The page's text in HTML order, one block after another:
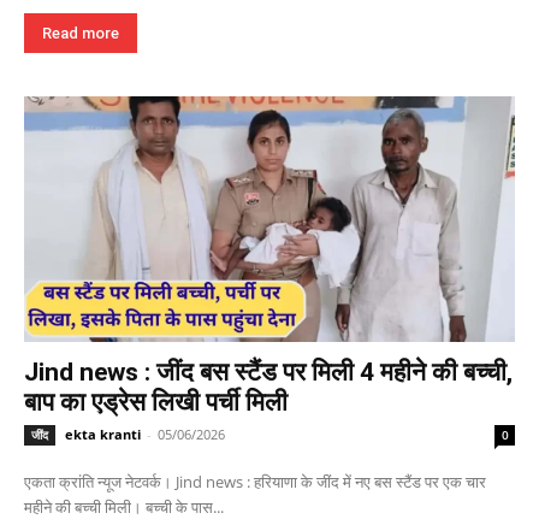
Read more
Jind news : जींद बस स्टैंड पर मिली 4 महीने की बच्ची,
बाप का एड्रेस लिखी पर्ची मिली
जींद ekta kranti - 05/06/2026 0
एकता क्रांति न्यूज नेटवर्क। Jind news : हरियाणा के जींद में नए बस स्टैंड पर एक चार
महीने की बच्ची मिली। बच्ची के पास...